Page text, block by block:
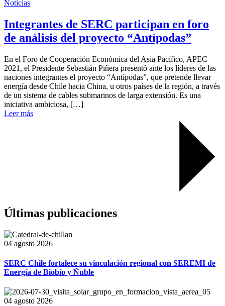
Noticias
Integrantes de SERC participan en foro
de análisis del proyecto “Antípodas”
En el Foro de Cooperación Económica del Asia Pacífico, APEC
2021, el Presidente Sebastián Piñera presentó ante los líderes de las
naciones integrantes el proyecto “Antípodas”, que pretende llevar
energía desde Chile hacia China, u otros países de la región, a través
de un sistema de cables submarinos de larga extensión. Es una
iniciativa ambiciosa, […]
Leer más
Últimas publicaciones
04 agosto 2026
SERC Chile fortalece su vinculación regional con SEREMI de
Energía de Biobío y Ñuble
04 agosto 2026